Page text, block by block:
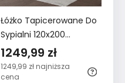
Łóżko Tapicerowane Do
Sypialni 120x200
Podwójne z
Pojemnikiem Szare
1249,99 zł
1249,99 zł najniższa
cena